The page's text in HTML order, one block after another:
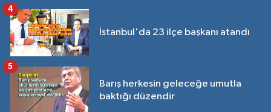
İstanbul'da 23 ilçe başkanı atandı
4
Barış herkesin geleceğe umutla
baktığı düzendir
5